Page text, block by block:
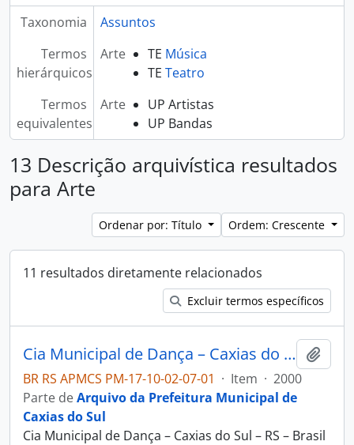
Taxonomia
Assuntos
Termos
hierárquicos
Arte TE Música
TE Teatro
Termos
equivalentes
Arte
UP Artistas
UP Bandas
13 Descrição arquivística resultados
para Arte
Ordenar por: Título Ordem: Crescente
11 resultados diretamente relacionados
Excluir termos específicos
Cia Municipal de Dança – Caxias do Sul – RS – Brasil
BR RS APMCS PM-17-10-02-07-01 · Item · 2000
Parte deArquivo da Prefeitura Municipal de
Caxias do Sul
Cia Municipal de Dança – Caxias do Sul – RS – Brasil